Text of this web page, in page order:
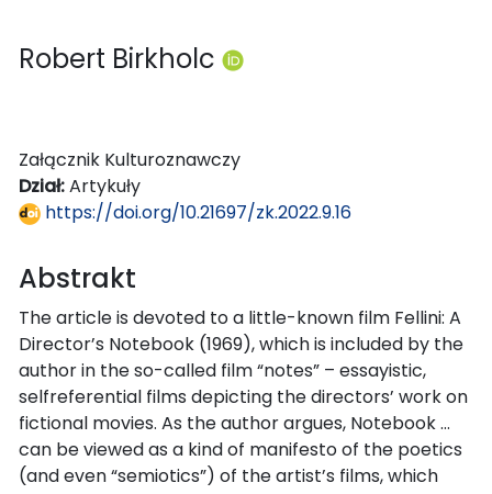
Robert Birkholc
Załącznik Kulturoznawczy
Dział:Artykuły
https://doi.org/10.21697/zk.2022.9.16
Abstrakt
The article is devoted to a little-known film Fellini: A
Director’s Notebook (1969), which is included by the
author in the so-called film “notes” – essayistic,
selfreferential films depicting the directors’ work on
fictional movies. As the author argues, Notebook …
can be viewed as a kind of manifesto of the poetics
(and even “semiotics”) of the artist’s films, which